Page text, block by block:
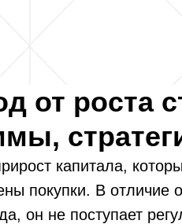
от роста
капитала,
покупки. В отличие
он не поступает